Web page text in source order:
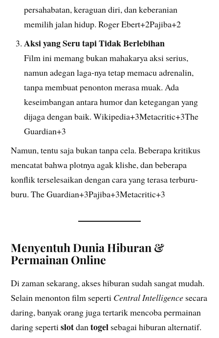
persahabatan, keraguan diri, dan keberanian
memilih jalan hidup. Roger Ebert+2Pajiba+2
Aksi yang Seru tapi Tidak Berlebihan
Film ini memang bukan mahakarya aksi serius,
namun adegan laga-nya tetap memacu adrenalin,
tanpa membuat penonton merasa muak. Ada
keseimbangan antara humor dan ketegangan yang
dijaga dengan baik. Wikipedia+3Metacritic+3The
Guardian+3
Namun, tentu saja bukan tanpa cela. Beberapa kritikus
mencatat bahwa plotnya agak kli­she, dan beberapa
konflik terselesaikan dengan cara yang terasa terburu-
buru. The Guardian+3Pajiba+3Metacritic+3
Menyentuh Dunia Hiburan &
Permainan Online
Di zaman sekarang, akses hiburan sudah sangat mudah.
Selain menonton film seperti Central Intelligence secara
daring, banyak orang juga tertarik mencoba permainan
daring sepertislotdantogel sebagai hiburan alternatif.